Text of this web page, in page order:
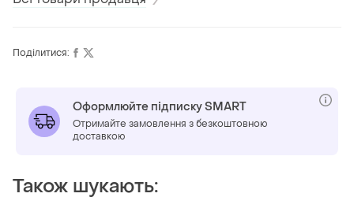
Поділитися:
Оформлюйте підписку SMART
Отримайте замовлення з безкоштовною
доставкою
Також шукають: